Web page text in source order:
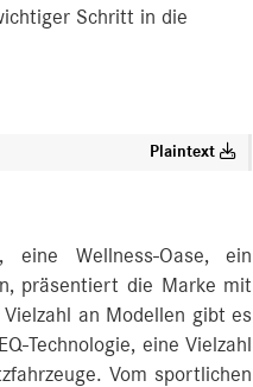
Schritt in die
Plaintext
Wellness-Oase, ein
präsentiert die Marke mit
an Modellen gibt es
Technologie, eine Vielzahl
Vom sportlichen